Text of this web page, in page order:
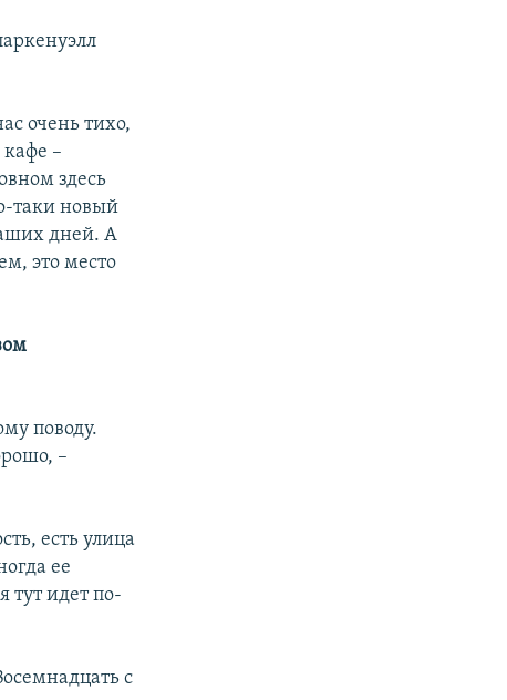
очень тихо,
–
здесь
таки новый
дней. А
это место
поводу.
–
есть улица
ее
тут идет по-
с